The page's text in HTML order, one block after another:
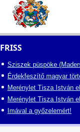
FRISS
Sziszek püspöke
Érdekfeszítő magyar
Merénylet Tisza István
Merénylet Tisza István
Imával a győzelemért!